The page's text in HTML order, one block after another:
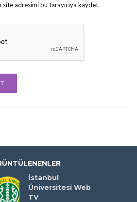
adresimi bu tarayıcıya kaydet.
İstanbul
Üniversitesi Web
TV